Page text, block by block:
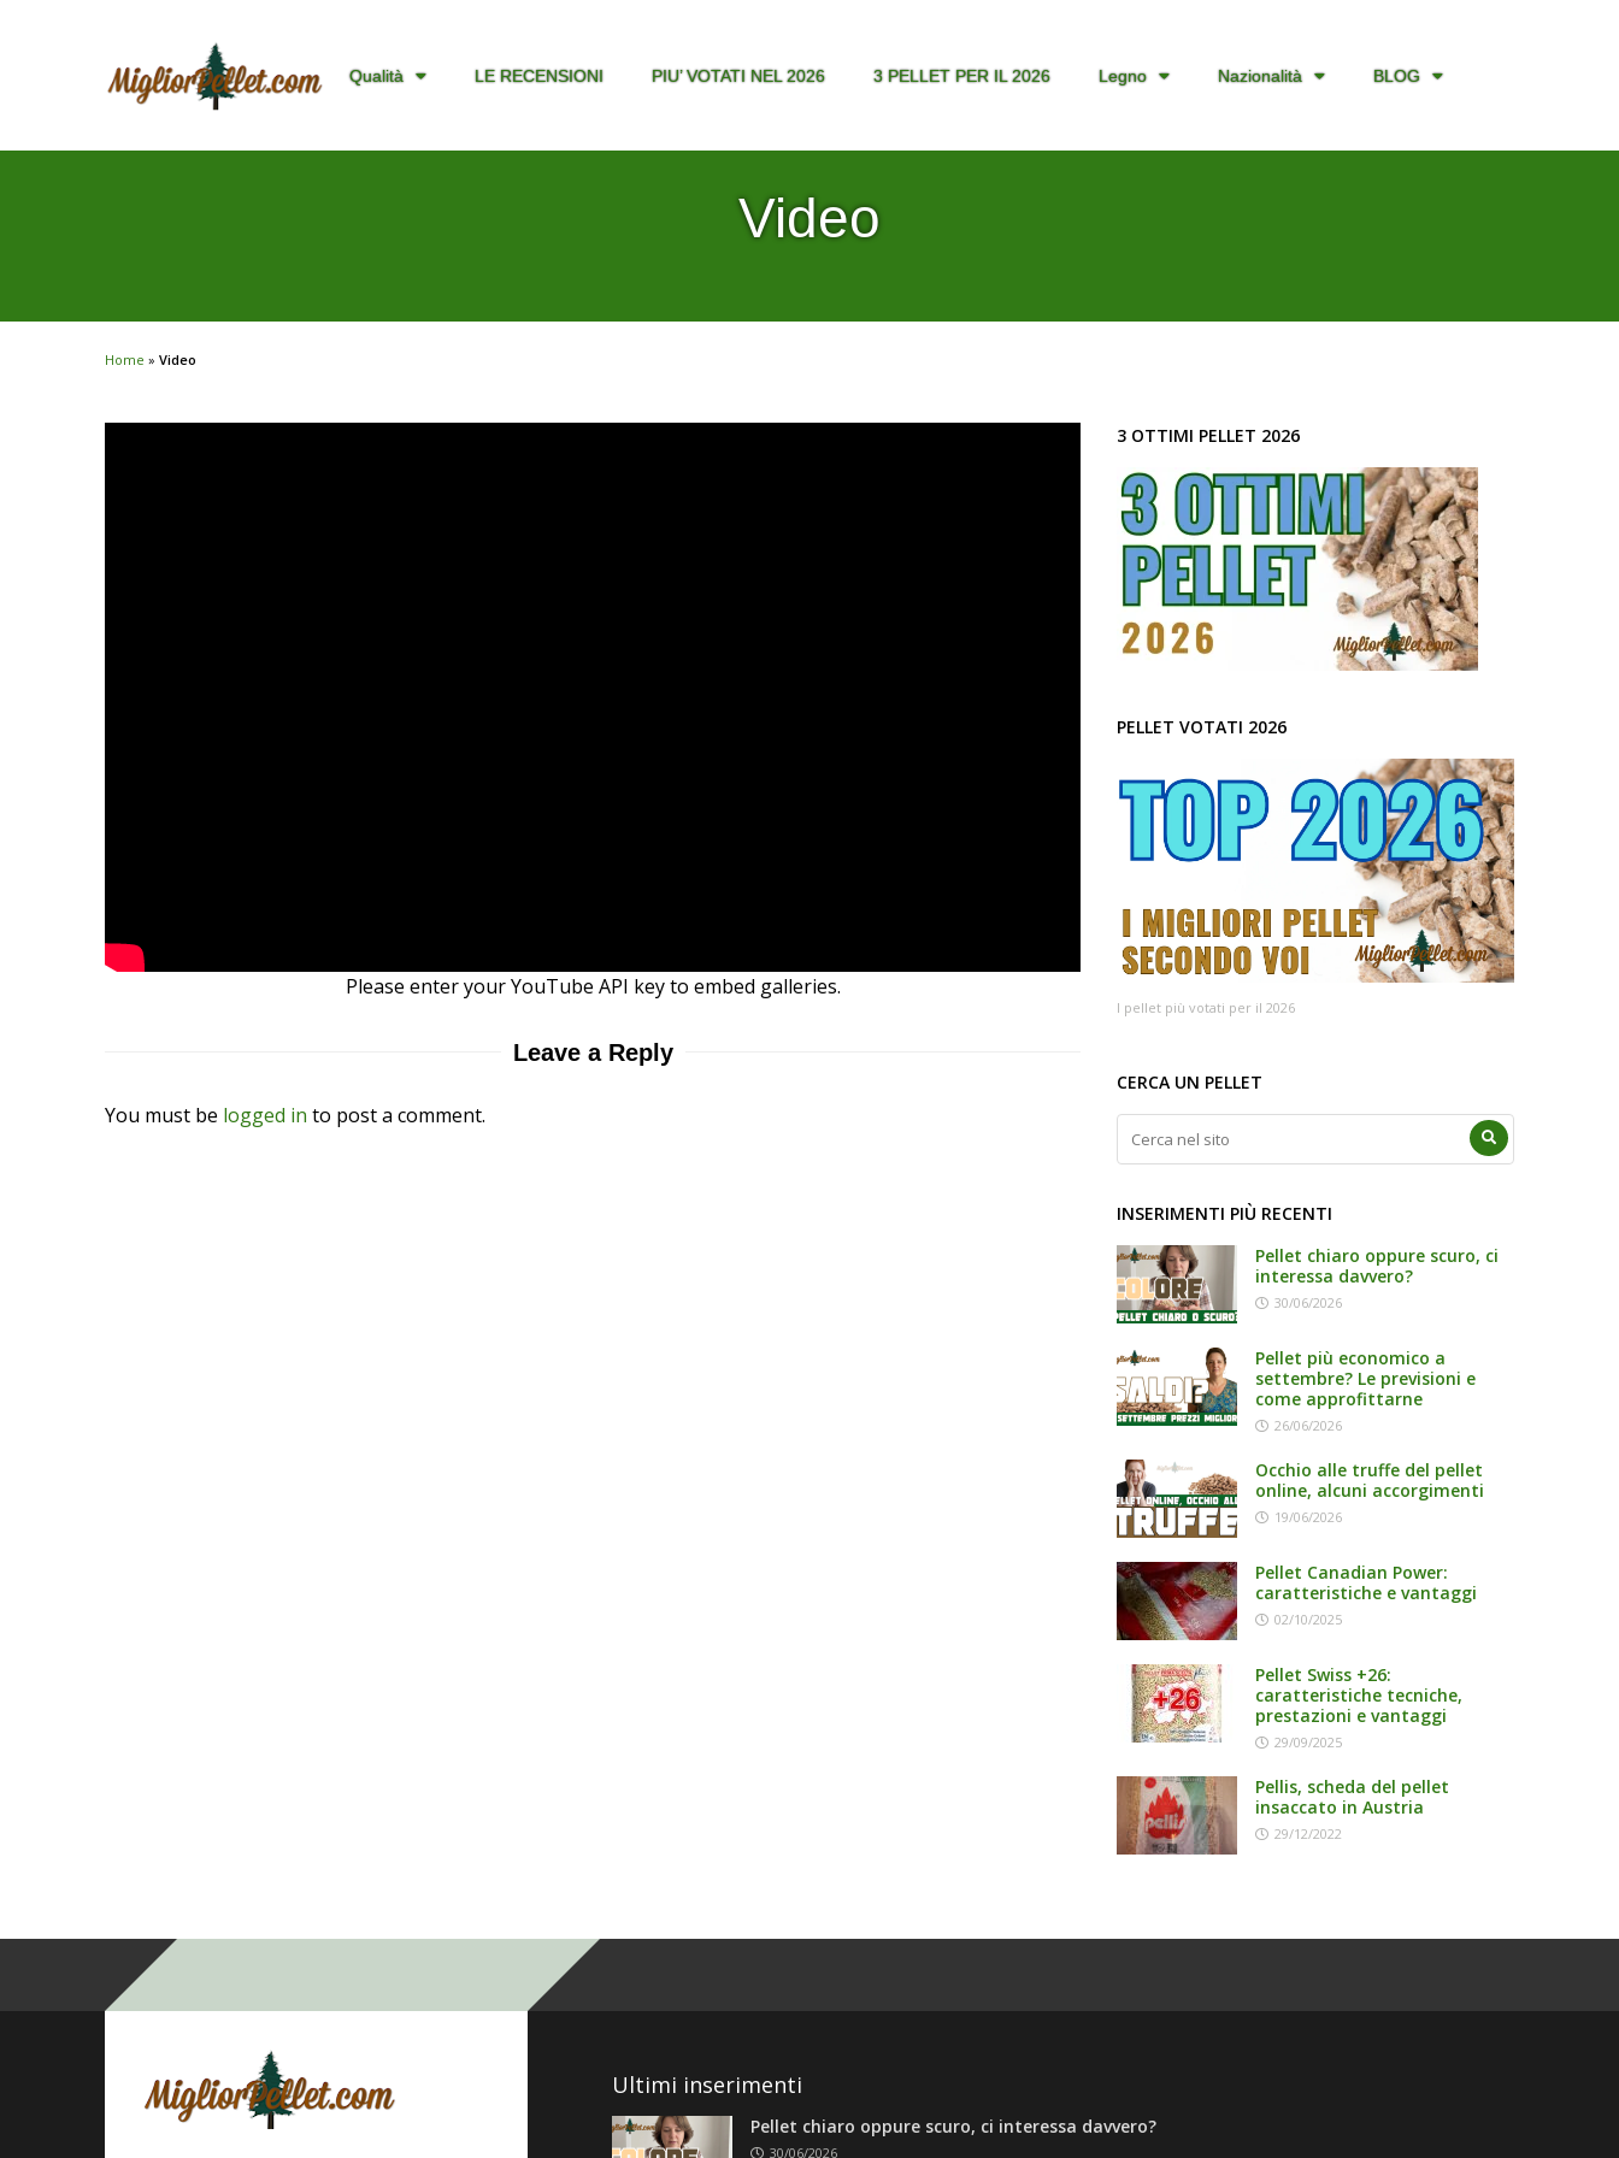
Qualità LE RECENSIONI PIU’ VOTATI NEL 2026 3 PELLET PER IL 2026 Legno Nazionalità BLOG
Video
Home » Video
Please enter your YouTube API key to embed galleries.
Leave a Reply
You must be logged in to post a comment.
3 OTTIMI PELLET 2026
PELLET VOTATI 2026
I pellet più votati per il 2026
CERCA UN PELLET
INSERIMENTI PIÙ RECENTI
Pellet chiaro oppure scuro, ci
interessa davvero?
30/06/2026
Pellet più economico a
settembre? Le previsioni e
come approfittarne
26/06/2026
Occhio alle truffe del pellet
online, alcuni accorgimenti
19/06/2026
Pellet Canadian Power:
caratteristiche e vantaggi
02/10/2025
Pellet Swiss +26:
caratteristiche tecniche,
prestazioni e vantaggi
29/09/2025
Pellis, scheda del pellet
insaccato in Austria
29/12/2022
Ultimi inserimenti
Pellet chiaro oppure scuro, ci interessa davvero?
30/06/2026